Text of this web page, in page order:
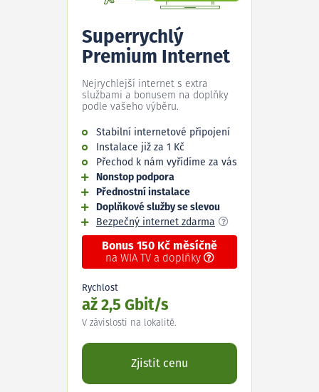
Superrychlý
Premium Internet
Nejrychlejší internet s extra
službami a bonusem na doplňky
podle vašeho výběru.
Stabilní internetové připojení
Instalace již za 1 Kč
Přechod k nám vyřídíme za vás
Nonstop podpora
Přednostní instalace
Doplňkové služby se slevou
Bezpečný internet zdarma
Bonus 150 Kč měsíčně
na WIA TV a doplňky
Rychlost
až 2,5 Gbit/s
V závislosti na lokalitě.
Zjistit cenu